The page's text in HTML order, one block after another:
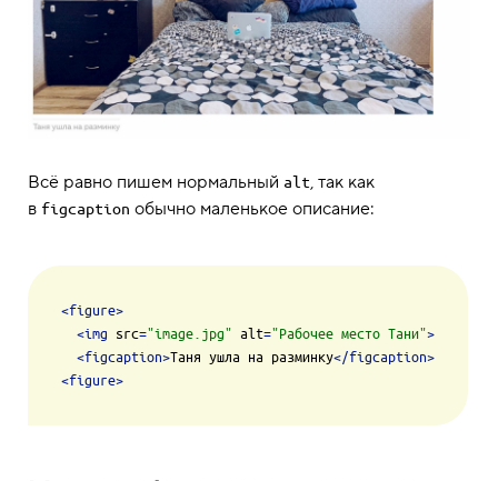
Всё равно пишем нормальный alt, так как
в figcaption обычно маленькое описание:
<figure>
<img src="image.jpg" alt="Рабочее место Тани">
<figcaption>Таня ушла на разминку</figcaption>
<figure>